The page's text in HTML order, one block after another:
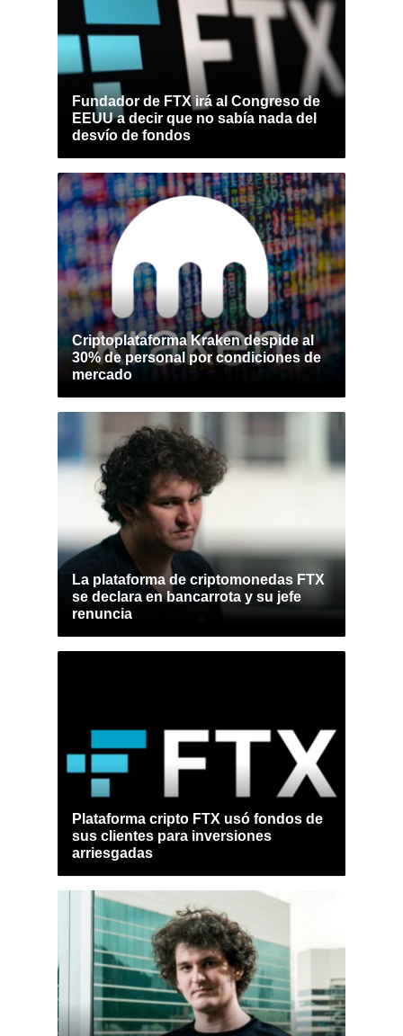
Fundador de FTX irá al Congreso de
EEUU a decir que no sabía nada del
desvío de fondos
Criptoplataforma Kraken despide al
30% de personal por condiciones de
mercado
La plataforma de criptomonedas FTX
se declara en bancarrota y su jefe
renuncia
Plataforma cripto FTX usó fondos de
sus clientes para inversiones
arriesgadas